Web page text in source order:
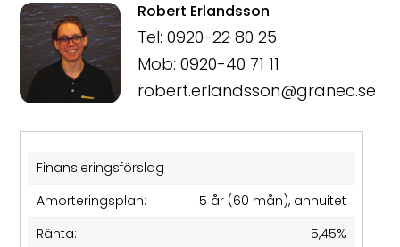
Robert Erlandsson
Tel: 0920-22 80 25
Mob: 0920-40 71 11
robert.erlandsson@granec.se
Finansieringsförslag
Amorteringsplan:
5 år (60 mån), annuitet
Ränta:
5,45%